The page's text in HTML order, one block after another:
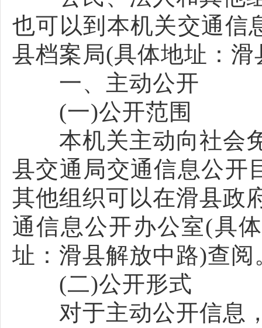
也可以到本机关交通信
县档案局(具体地址：
一、主动公开
(一)公开范围
本机关主动向社会免
县交通局交通信息公开
其他组织可以在滑县政
通信息公开办公室(具
址：滑县解放中路)查阅
(二)公开形式
对于主动公开信息，